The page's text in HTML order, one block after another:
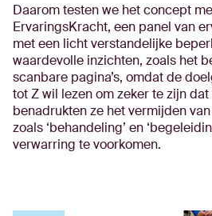
Daarom testen we het concept
ErvaringsKracht, een panel van
met een licht verstandelijke
waardevolle inzichten, zoals het
scanbare pagina’s, omdat de
tot Z wil lezen om zeker te zijn
benadrukten ze het vermijden
zoals ‘behandeling’ en
verwarring te voorkomen.